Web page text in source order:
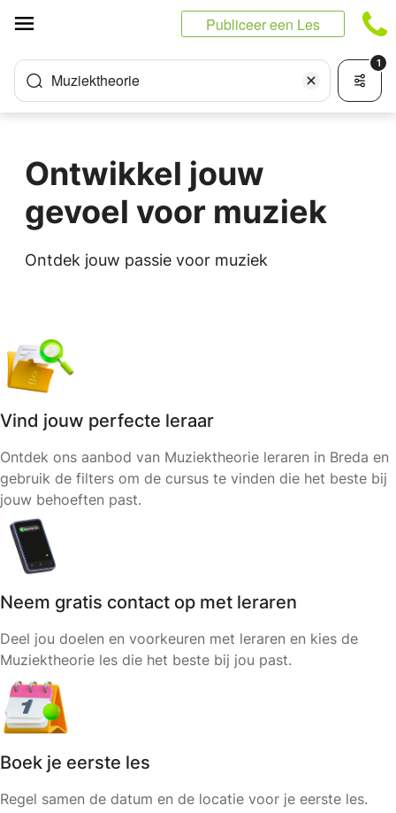
Publiceer een Les
Muziektheorie
1
Ontwikkel jouw
gevoel voor muziek
Ontdek jouw passie voor muziek
Vind jouw perfecte leraar
Ontdek ons aanbod van Muziektheorie leraren in Breda en
gebruik de filters om de cursus te vinden die het beste bij
jouw behoeften past.
Neem gratis contact op met leraren
Deel jou doelen en voorkeuren met leraren en kies de
Muziektheorie les die het beste bij jou past.
Boek je eerste les
Regel samen de datum en de locatie voor je eerste les.